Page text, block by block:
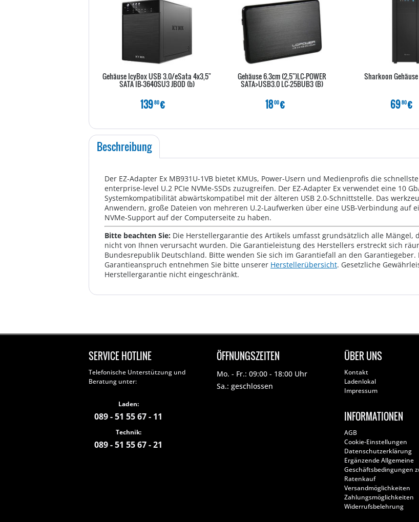
Gehäuse IcyBox USB 3.0/eSata 4x3,5"
SATA IB-3640SU3 JBOD (b)
13980€
Gehäuse 6.3cm (2,5")LC-POWER
SATA>USB3.0 LC-25BUB3 (B)
1800€
Sharkoon Gehäuse
6980€
Beschreibung
Der EZ-Adapter Ex MB931U-1VB bietet KMUs, Power-Usern und Medienprofis die
enterprise-level U.2 PCIe NVMe-SSDs zuzugreifen. Der EZ-Adapter Ex verwendet eine 10
Systemkompatibilität abwärtskompatibel mit der älteren USB 2.0-Schnittstelle. Das
Anwendern, große Dateien von mehreren U.2-Laufwerken über eine USB-Verbindung auf
NVMe-Support auf der Computerseite zu haben.
Bitte beachten Sie: Die Herstellergarantie des Artikels umfasst grundsätzlich alle
nicht von Ihnen verursacht wurden. Die Garantieleistung des Herstellers erstreckt sich
Bundesrepublik Deutschland. Bitte wenden Sie sich im Garantiefall an den
Garantieanspruch entnehmen Sie bitte unserer Herstellerübersicht. Gesetzliche
Herstellergarantie nicht eingeschränkt.
SERVICE HOTLINE
Telefonische Unterstützung und
Beratung unter:
Laden:
089 - 51 55 67 - 11
Technik:
089 - 51 55 67 - 21
ÖFFNUNGSZEITEN
Mo. - Fr.: 09:00 - 18:00 Uhr
Sa.: geschlossen
ÜBER UNS
Kontakt
Ladenlokal
Impressum
INFORMATIONEN
AGB
Cookie-Einstellungen
Datenschutzerklärung
Ergänzende Allgemeine
Geschäftsbedingungen
Ratenkauf
Versandmöglichkeiten
Zahlungsmöglichkeiten
Widerrufsbelehrung